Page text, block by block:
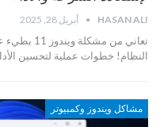
HASAN ALI أبريل 28, 2025
تعاني من
النظام! خطوات عملية لتحسين
مشاكل ويندوز وكمبيوتر